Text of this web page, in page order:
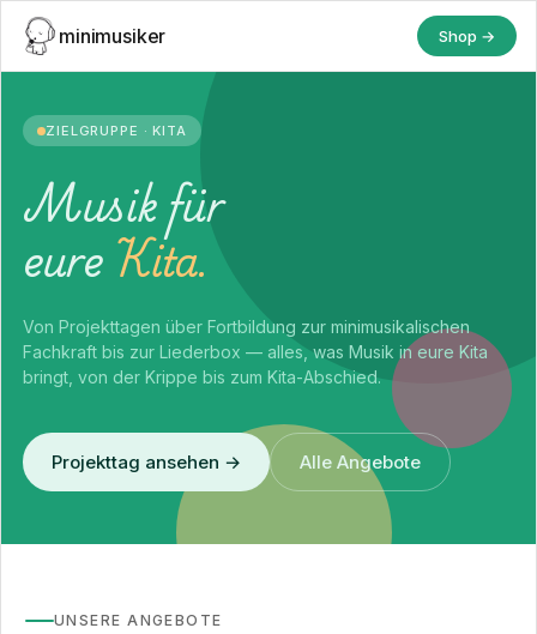
minimusiker Shop →
ZIELGRUPPE · KITA
Musik für
eure Kita.
Von Projekttagen über Fortbildung zur minimusikalischen
Fachkraft bis zur Liederbox — alles, was Musik in eure Kita
bringt, von der Krippe bis zum Kita-Abschied.
Projekttag ansehen → Alle Angebote
UNSERE ANGEBOTE